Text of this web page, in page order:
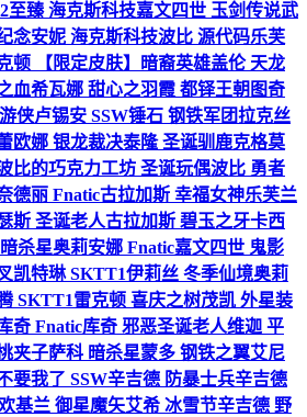
至臻 海克斯科技嘉文四世 玉剑传说武
念安妮 海克斯科技波比 源代码乐芙
顿 【限定皮肤】暗裔英雄盖伦 天龙
血希瓦娜 甜心之羽霞 都铎王朝图奇
侠卢锡安 SSW锤石 钢铁军团拉克丝
欧娜 银龙裁决泰隆 圣诞驯鹿克格莫
比的巧克力工坊 圣诞玩偶波比 勇者
德丽 Fnatic古拉加斯 幸福女神乐芙兰
斯 圣诞老人古拉加斯 碧玉之牙卡西
杀星奥莉安娜 Fnatic嘉文四世 鬼影
凯特琳 SKTT1伊莉丝 冬季仙境奥莉
SKTT1雷克顿 喜庆之树茂凯 外星装
奇 Fnatic库奇 邪恶圣诞老人维迦 平
夹子萨科 暗杀星蒙多 钢铁之翼艾尼
要我了 SSW辛吉德 防暴士兵辛吉德
基兰 御星魔矢艾希 冰雪节辛吉德 野